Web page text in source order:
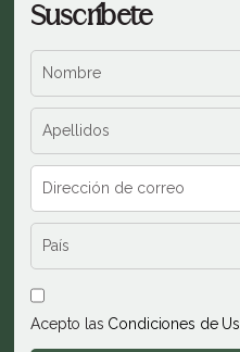
Suscríbete
Acepto las Condiciones de